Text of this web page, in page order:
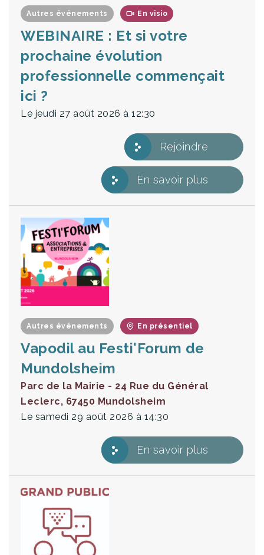
Autres événements En visio
WEBINAIRE : Et si votre
prochaine évolution
professionnelle commençait
ici ?
Le jeudi 27 août 2026 à 12:30
Rejoindre
En savoir plus
Autres événements En présentiel
Vapodil au Festi'Forum de
Mundolsheim
Parc de la Mairie - 24 Rue du Général
Leclerc, 67450 Mundolsheim
Le samedi 29 août 2026 à 14:30
En savoir plus